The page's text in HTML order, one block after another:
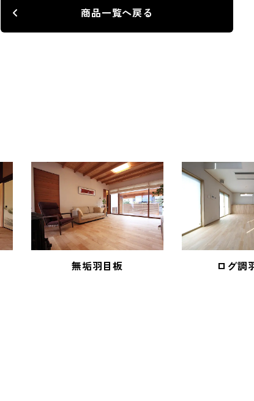
商品一覧へ戻る
無垢羽目板 ログ調